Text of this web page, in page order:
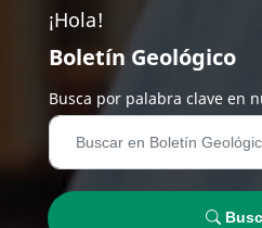
¡Hola!
Boletín Geológico
Busca por palabra clave en